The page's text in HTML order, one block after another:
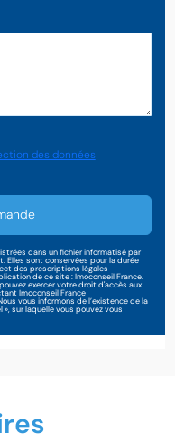
des données
dans un fichier informatisé par
Elles sont conservées pour la durée
des prescriptions légales
de ce site : Imoconseil France.
exercer votre droit d'accès aux
Imoconseil France
vous informons de l’existence de la
sur laquelle vous pouvez vous